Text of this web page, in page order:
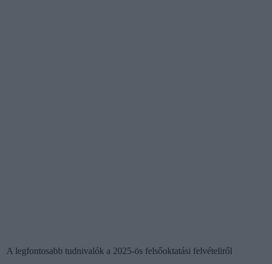
A legfontosabb tudnivalók a 2025-ös felsőoktatási felvételiről